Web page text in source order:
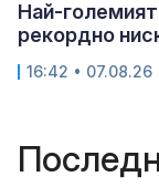
Най-
рекордно
16:42 • 07.08.26